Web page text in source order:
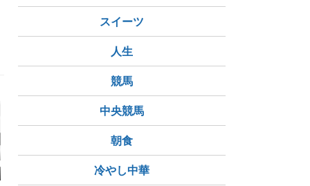
結果 今日は酷い（－－；）
～不整脈連発～☆
スイーツ
人生
競馬
中央競馬
朝食
冷やし中華